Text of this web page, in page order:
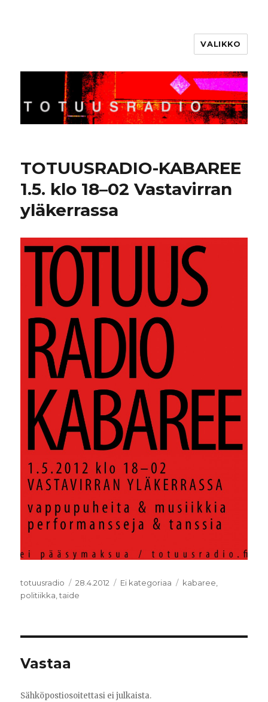
VALIKKO
TOTUUSRADIO-KABAREE
1.5. klo 18–02 Vastavirran
yläkerrassa
Kirjoittaja
totuusradio Julkaistu
28.4.2012 Kategoriat
Ei kategoriaa Avainsanat
kabaree,
politiikka,taide
Vastaa
Sähköpostiosoitettasi ei julkaista.